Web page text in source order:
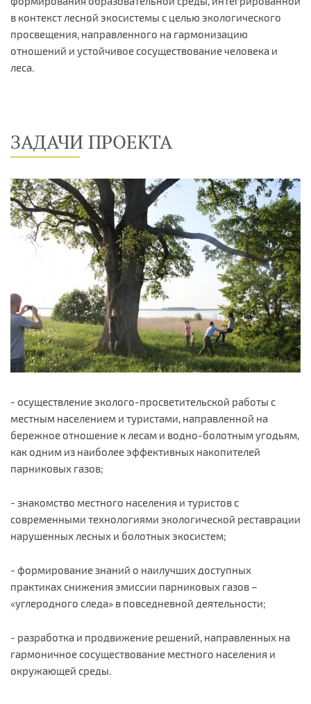
в контекст лесной экосистемы с целью экологического
просвещения, направленного на гармонизацию
отношений и устойчивое сосуществование человека и
леса.
ЗАДАЧИ ПРОЕКТА
-­ осуществление эколого-просветительской работы с
местным населением и туристами, направленной на
бережное отношение к лесам и водно-болотным угодьям,
как одним из наиболее эффективных накопителей
парниковых газов;
- знакомство местного населения и туристов с
современными технологиями экологической реставрации
нарушенных лесных и болотных экосистем;
- формирование знаний о наилучших доступных
практиках снижения эмиссии парниковых газов –
«углеродного следа» в повседневной деятельности;
- разработка и продвижение решений, направленных на
гармоничное сосуществование местного населения и
окружающей среды.